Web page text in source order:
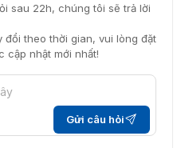
sau 22h, chúng tôi sẽ trả lời
đổi theo thời gian, vui lòng đặt
cập nhật mới nhất!
Gửi câu hỏi